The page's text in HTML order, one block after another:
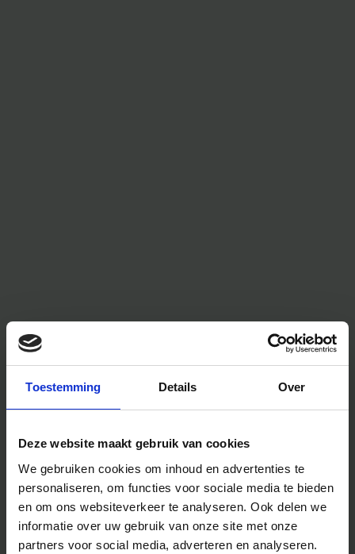
Toestemming Details Over
Deze website maakt gebruik van cookies
We gebruiken cookies om inhoud en advertenties te
personaliseren, om functies voor sociale media te bieden
en om ons websiteverkeer te analyseren. Ook delen we
informatie over uw gebruik van onze site met onze
partners voor social media, adverteren en analyseren.